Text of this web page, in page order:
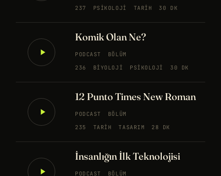
237
PSIKOLOJI TARIH 30 DK
Komik Olan Ne?
PODCAST
BÖLÜM
236
BIYOLOJI PSIKOLOJI 30 DK
12 Punto Times New Roman
PODCAST
BÖLÜM
235
TARIH TASARIM 28 DK
İnsanlığın İlk Teknolojisi
PODCAST
BÖLÜM